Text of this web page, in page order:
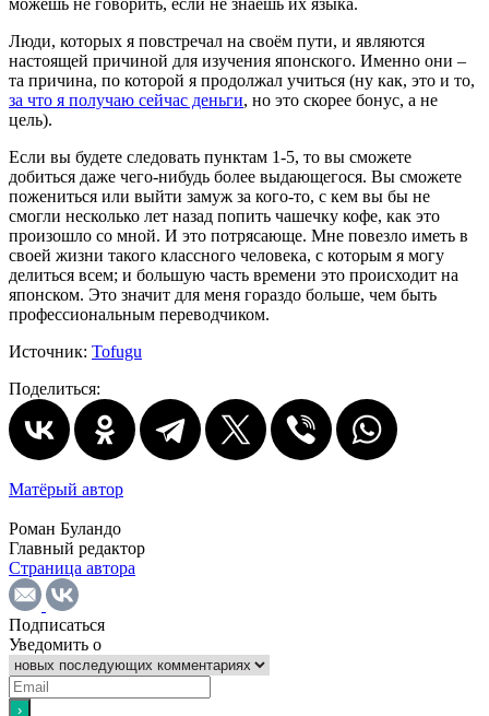
Люди, которых я повстречал на своём пути, и являются
настоящей причиной для изучения японского. Именно они –
та причина, по которой я продолжал учиться (ну как, это и то,
за что я получаю сейчас деньги, но это скорее бонус, а не
цель).
Если вы будете следовать пунктам 1-5, то вы сможете
добиться даже чего-нибудь более выдающегося. Вы сможете
пожениться или выйти замуж за кого-то, с кем вы бы не
смогли несколько лет назад попить чашечку кофе, как это
произошло со мной. И это потрясающе. Мне повезло иметь в
своей жизни такого классного человека, с которым я могу
делиться всем; и большую часть времени это происходит на
японском. Это значит для меня гораздо больше, чем быть
профессиональным переводчиком.
Источник: Tofugu
Поделиться:
Матёрый автор
Роман Буландо
Главный редактор
Страница автора
Подписаться
Уведомить о